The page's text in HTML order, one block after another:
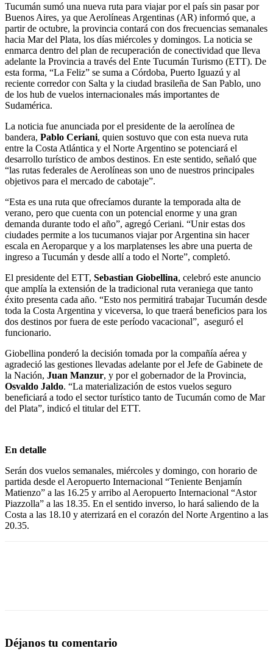
Tucumán sumó una nueva ruta para viajar por el país sin pasar por
Buenos Aires, ya que Aerolíneas Argentinas (AR) informó que, a
partir de octubre, la provincia contará con dos frecuencias semanales
hacia Mar del Plata, los días miércoles y domingos. La noticia se
enmarca dentro del plan de recuperación de conectividad que lleva
adelante la Provincia a través del Ente Tucumán Turismo (ETT). De
esta forma, “La Feliz” se suma a Córdoba, Puerto Iguazú y al
reciente corredor con Salta y la ciudad brasileña de San Pablo, uno
de los hub de vuelos internacionales más importantes de
Sudamérica.
La noticia fue anunciada por el presidente de la aerolínea de
bandera, Pablo Ceriani, quien sostuvo que con esta nueva ruta
entre la Costa Atlántica y el Norte Argentino se potenciará el
desarrollo turístico de ambos destinos. En este sentido, señaló que
“las rutas federales de Aerolíneas son uno de nuestros principales
objetivos para el mercado de cabotaje”.
“Esta es una ruta que ofrecíamos durante la temporada alta de
verano, pero que cuenta con un potencial enorme y una gran
demanda durante todo el año”, agregó Ceriani. “Unir estas dos
ciudades permite a los tucumanos viajar por Argentina sin hacer
escala en Aeroparque y a los marplatenses les abre una puerta de
ingreso a Tucumán y desde allí a todo el Norte”, completó.
El presidente del ETT, Sebastian Giobellina, celebró este anuncio
que amplía la extensión de la tradicional ruta veraniega que tanto
éxito presenta cada año. “Esto nos permitirá trabajar Tucumán desde
toda la Costa Argentina y viceversa, lo que traerá beneficios para los
dos destinos por fuera de este período vacacional”, aseguró el
funcionario.
Giobellina ponderó la decisión tomada por la compañía aérea y
agradeció las gestiones llevadas adelante por el Jefe de Gabinete de
la Nación, Juan Manzur, y por el gobernador de la Provincia,
Osvaldo Jaldo. “La materialización de estos vuelos seguro
beneficiará a todo el sector turístico tanto de Tucumán como de Mar
del Plata”, indicó el titular del ETT.
En detalle
Serán dos vuelos semanales, miércoles y domingo, con horario de
partida desde el Aeropuerto Internacional “Teniente Benjamín
Matienzo” a las 16.25 y arribo al Aeropuerto Internacional “Astor
Piazzolla” a las 18.35. En el sentido inverso, lo hará saliendo de la
Costa a las 18.10 y aterrizará en el corazón del Norte Argentino a las
20.35.
Déjanos tu comentario